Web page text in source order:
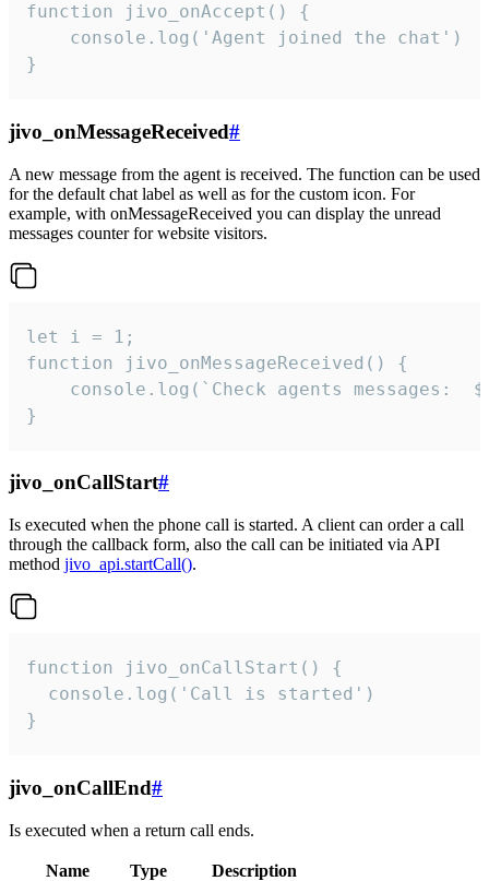
function jivo_onAccept() {
}
jivo_onMessageReceived#
A new message from the agent is received. The function can be used
for the default chat label as well as for the custom icon. For
example, with onMessageReceived you can display the unread
messages counter for website visitors.
let i = 1;
function jivo_onMessageReceived() {
}
jivo_onCallStart#
Is executed when the phone call is started. A client can order a call
through the callback form, also the call can be initiated via API
method jivo_api.startCall().
function jivo_onCallStart() {
  console.log('Call is started')
}
jivo_onCallEnd#
Is executed when a return call ends.
Name Type
Description